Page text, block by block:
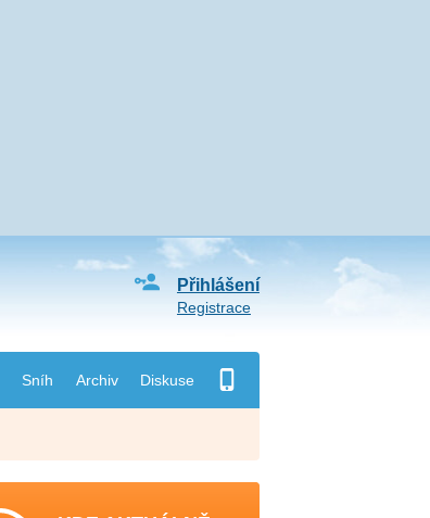
Sníh Archiv Diskuse
Přihlášení
Registrace